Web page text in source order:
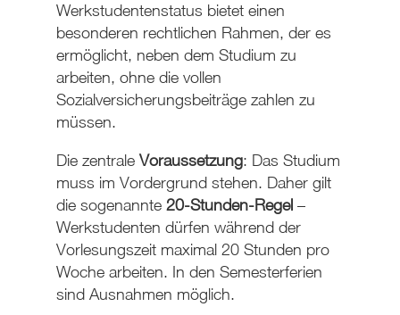
Werkstudentenstatus bietet einen
besonderen rechtlichen Rahmen, der es
ermöglicht, neben dem Studium zu
arbeiten, ohne die vollen
Sozialversicherungsbeiträge zahlen zu
müssen.
Die zentrale Voraussetzung: Das Studium
muss im Vordergrund stehen. Daher gilt
die sogenannte 20-Stunden-Regel–
Werkstudenten dürfen während der
Vorlesungszeit maximal 20 Stunden pro
Woche arbeiten. In den Semesterferien
sind Ausnahmen möglich.